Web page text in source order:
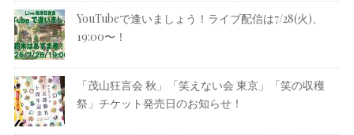
YouTubeで逢いましょう！ライブ配信は7/28(火)、
19:00〜！
「茂山狂言会 秋」「笑えない会 東京」「笑の収穫
祭」チケット発売日のお知らせ！